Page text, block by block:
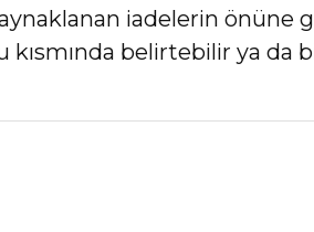
iadelerin
kısmında belirtebilir ya